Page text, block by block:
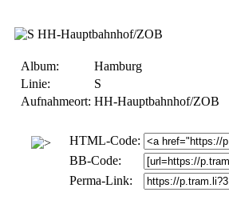
Album:
Hamburg
Linie:
S
Aufnahmeort: HH-Hauptbahnhof/ZOB
HTML-Code:
BB-Code:
Perma-Link: